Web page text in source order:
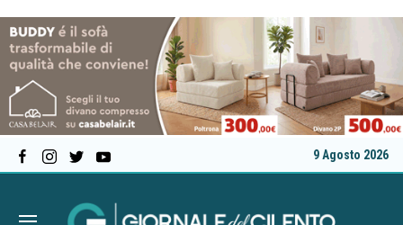
9 Agosto 2026